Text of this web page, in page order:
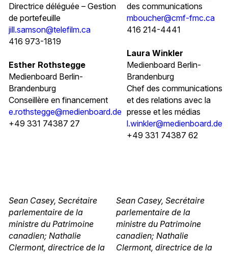
Directrice déléguée – Gestion
de portefeuille
jill.samson@telefilm.ca
416 973-1819
Esther Rothstegge
Medienboard Berlin-
Brandenburg
Conseillère en financement
e.rothstegge@medienboard.de
+49 331 74387 27
des communications
mboucher@cmf-fmc.ca
416 214-4441
Laura Winkler
Medienboard Berlin-
Brandenburg
Chef des communications
et des relations avec la
presse et les médias
l.winkler@medienboard.de
+49 331 74387 62
Sean Casey, Secrétaire
parlementaire de la
ministre du Patrimoine
canadien; Nathalie
Clermont, directrice de la
Sean Casey, Secrétaire
parlementaire de la
ministre du Patrimoine
canadien; Nathalie
Clermont, directrice de la